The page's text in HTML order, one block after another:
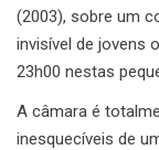
(2003), sobre um
invisível de jovens
23h00 nestas
A câmara é
inesquecíveis de